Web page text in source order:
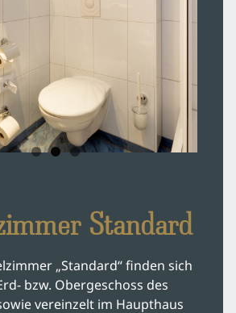
Standard
„Standard“ finden sich
bzw. Obergeschoss des
vereinzelt im Haupthaus